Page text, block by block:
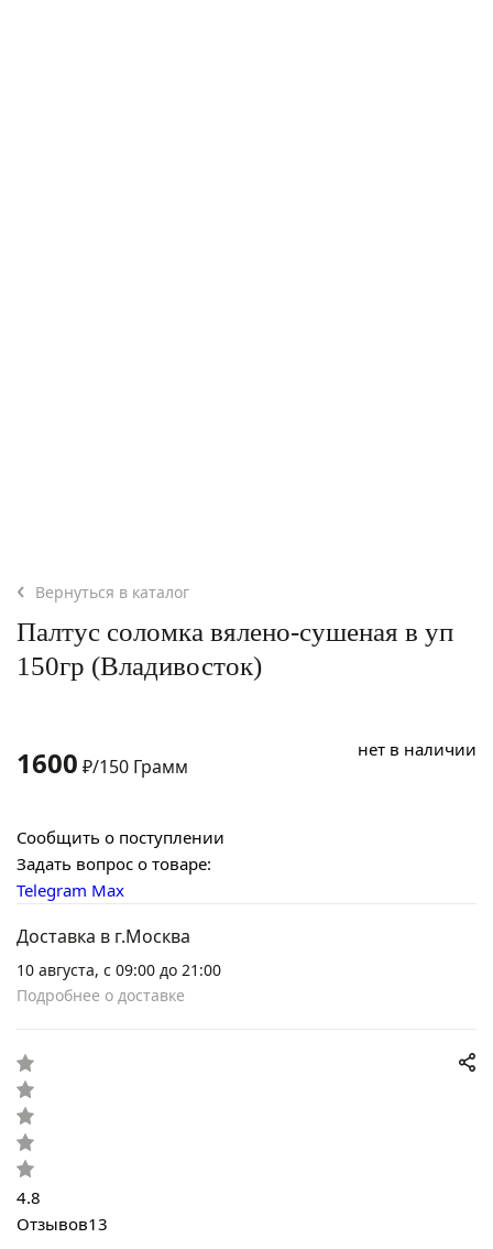
Вернуться в каталог
Палтус соломка вялено-сушеная в уп
150гр (Владивосток)
1600 ₽/150 Грамм
нет в наличии
Сообщить о поступлении
Задать вопрос о товаре:
Telegram Max
Доставка в г.Москва
10 августа, с 09:00 до 21:00
Подробнее о доставке
4.8
Отзывов13